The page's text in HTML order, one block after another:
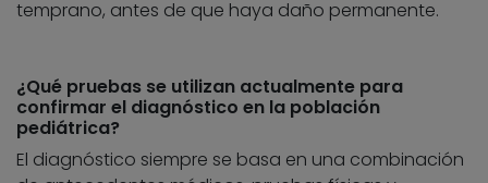
temprano, antes de que haya daño permanente.
¿Qué pruebas se utilizan actualmente para
confirmar el diagnóstico en la población
pediátrica?
El diagnóstico siempre se basa en una combinación